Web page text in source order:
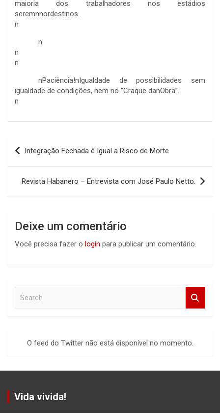
maioria dos trabalhadores nos estádios
seremnnordestinos.
n
n
n
n
nPaciência!nIgualdade de possibilidades sem
igualdade de condições, nem no “Craque danObra”.
n
Navegação
de
Post
Integração Fechada é Igual a Risco de Morte
Revista Habanero – Entrevista com José Paulo Netto.
Deixe um comentário
Você precisa fazer o login para publicar um comentário.
O feed do Twitter não está disponível no momento.
Vida vivida!